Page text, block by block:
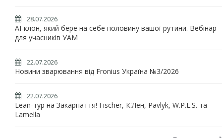
28.07.2026
AI-клон, який бере на себе половину вашої рутини. Вебінар
для учасників УАМ
22.07.2026
Новини зварювання від Fronius Україна №3/2026
22.07.2026
Lean-тур на Закарпаття! Fischer, К'Лен, Pavlyk, W.P.E.S. та
Lamella